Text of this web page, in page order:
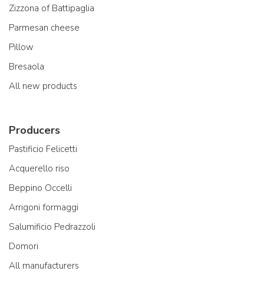
Zizzona of Battipaglia
Parmesan cheese
Pillow
Bresaola
All new products
Producers
Pastificio Felicetti
Acquerello riso
Beppino Occelli
Arrigoni formaggi
Salumificio Pedrazzoli
Domori
All manufacturers